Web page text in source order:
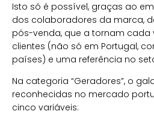
Isto só é possível, graças ao
dos colaboradores da marca,
pós-venda, que a tornam cada
clientes (não só em Portugal,
países) e uma referência no
Na categoria “Geradores”, o
reconhecidas no mercado
cinco variáveis: